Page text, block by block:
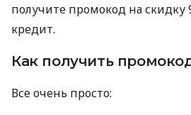
получите промокод на
кредит.
Как получить
Все очень просто: